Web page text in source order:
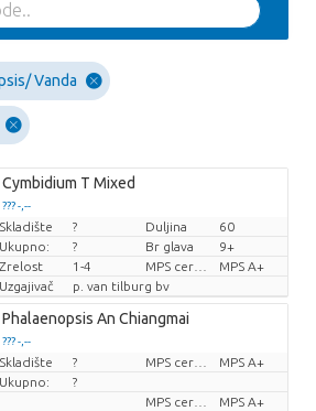
Vanda
Cymbidium T Mixed
??? -,--
Cijena po komadu
Skladište ? Duljina
60
Ukupno:
? Br glava
9+
Zrelost
1-4
MPS A+
Uzgajivač
p. van tilburg bv
Phalaenopsis An Chiangmai
??? -,--
Cijena po komadu
Skladište ?
MPS A+
Ukupno:
?
MPS A+